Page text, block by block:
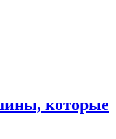
которые